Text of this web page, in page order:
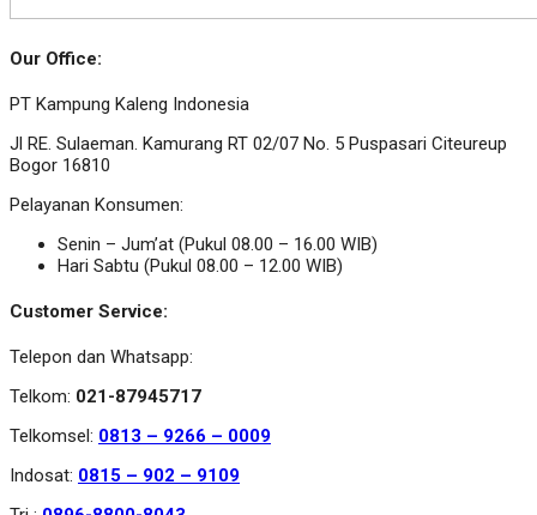
Our Office:
PT Kampung Kaleng Indonesia
Jl RE. Sulaeman. Kamurang RT 02/07 No. 5 Puspasari Citeureup
Bogor 16810
Pelayanan Konsumen:
Senin – Jum’at (Pukul 08.00 – 16.00 WIB)
Hari Sabtu (Pukul 08.00 – 12.00 WIB)
Customer Service:
Telepon dan Whatsapp:
Telkom: 021-87945717
Telkomsel: 0813 – 9266 – 0009
Indosat: 0815 – 902 – 9109